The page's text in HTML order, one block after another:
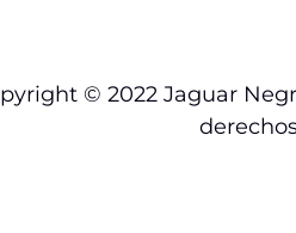
© 2022 Jaguar